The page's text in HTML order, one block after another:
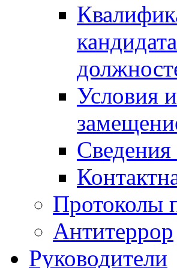
Условия
Протоколы
Антитеррор
Руководители